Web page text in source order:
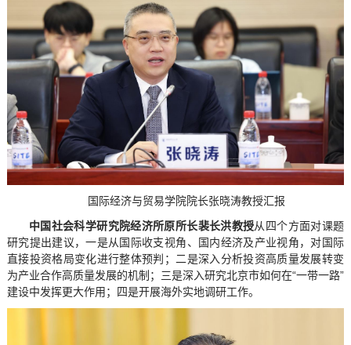
国际经济与贸易学院院长张晓涛教授汇报
中国社会科学研究院经济所原所长裴长洪教授从四个方面对课题
研究提出建议，一是从国际收支视角、国内经济及产业视角，对国际
直接投资格局变化进行整体预判；二是深入分析投资高质量发展转变
为产业合作高质量发展的机制；三是深入研究北京市如何在“一带一路”
建设中发挥更大作用；四是开展海外实地调研工作。